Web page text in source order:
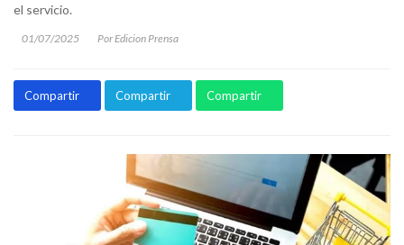
el servicio.
01/07/2025 Por Edicion Prensa
Compartir Compartir Compartir